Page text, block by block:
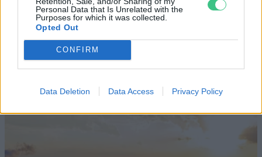
Personal Data that Is Unrelated with the
Purposes for which it was collected.
Opted Out
CONFIRM
Data Deletion Data Access Privacy Policy
Elképesztő felvétel mutatja meg,
mekkora a különbség az áradó és a
kiszáradó Duna között